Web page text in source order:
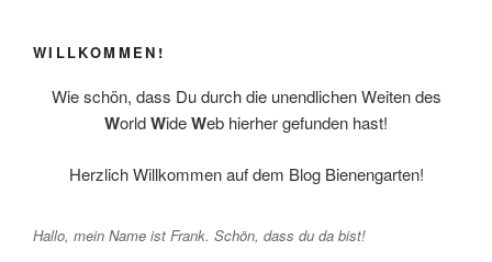
WILLKOMMEN!
Wie schön, dass Du durch die unendlichen Weiten des
WorldWideWeb hierher gefunden hast!
Herzlich Willkommen auf dem Blog Bienengarten!
Hallo, mein Name ist Frank. Schön, dass du da bist!